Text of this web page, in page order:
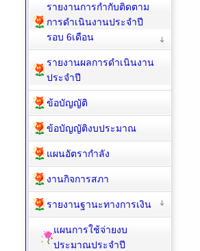
รายงานการกำกับติดตาม
การดำเนินงานประจำปี
รอบ 6เดือน
รายงานผลการดำเนินงาน
ประจำปี
ข้อบัญญัติ
ข้อบัญญัติงบประมาณ
แผนอัตรากำลัง
งานกิจการสภา
รายงานฐานะทางการเงิน
แผนการใช้จ่ายงบ
ประมาณประจำปี